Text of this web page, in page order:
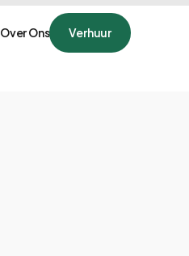
Over Ons Verhuur